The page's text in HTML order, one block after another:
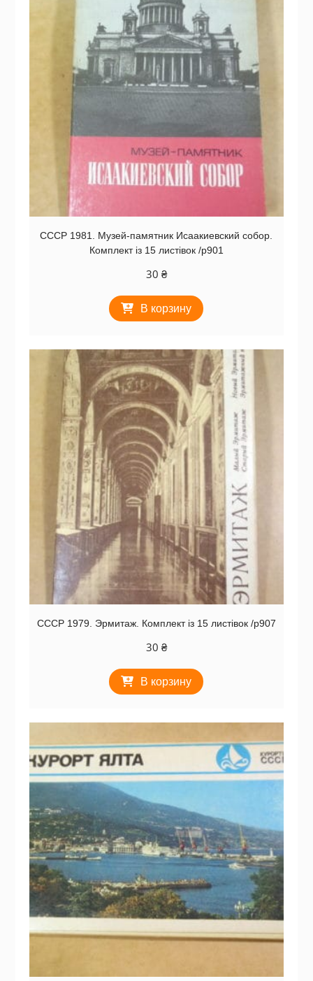
СССР 1981. Музей-памятник Исаакиевский собор.
Комплект із 15 листівок /р901
30 ₴
В корзину
СССР 1979. Эрмитаж. Комплект із 15 листівок /р907
30 ₴
В корзину